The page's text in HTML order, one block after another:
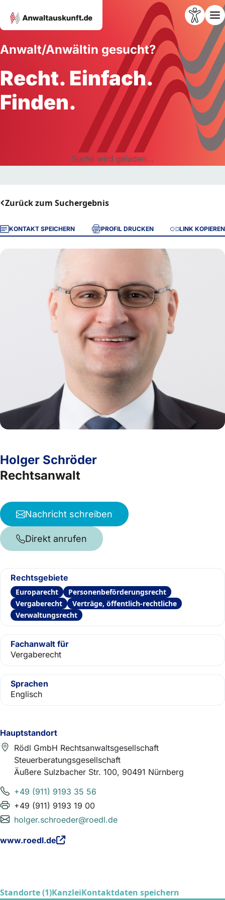
Anwalt/Anwältin gesucht?
Recht. Einfach.
Finden.
Suche wird geladen...
Zurück zum Suchergebnis
KONTAKT SPEICHERN PROFIL DRUCKEN LINK KOPIEREN
Hauptstandort
Rödl GmbH Rechtsanwaltsgesellschaft
Steuerberatungsgesellschaft
Äußere Sulzbacher Str. 100, 90491 Nürnberg
+49 (911) 9193 35 56
+49 (911) 9193 19 00
holger.schroeder@roedl.de
www.roedl.de
Holger Schröder
Rechtsanwalt
Nachricht schreiben
Direkt anrufen
Rechtsgebiete
Europarecht
Personenbeförderungsrecht
Vergaberecht
Verträge, öffentlich-rechtliche
Verwaltungsrecht
Fachanwalt für
Vergaberecht
Sprachen
Englisch
Standorte (1)KanzleiKontaktdaten speichern